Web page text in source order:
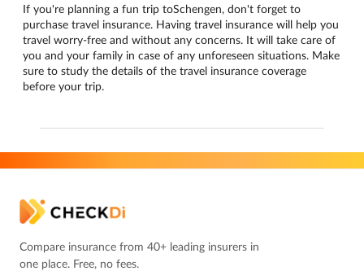
If you're planning a fun trip toSchengen, don't forget to
purchase travel insurance. Having travel insurance will help you
travel worry-free and without any concerns. It will take care of
you and your family in case of any unforeseen situations. Make
sure to study the details of the travel insurance coverage
before your trip.
Compare insurance from 40+ leading insurers in
one place. Free, no fees.